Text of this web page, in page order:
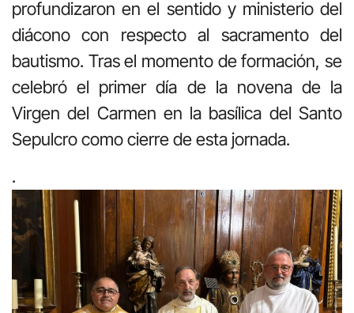
profundizaron en el sentido y ministerio del
diácono con respecto al sacramento del
bautismo. Tras el momento de formación, se
celebró el primer día de la novena de la
Virgen del Carmen en la basílica del Santo
Sepulcro como cierre de esta jornada.
.